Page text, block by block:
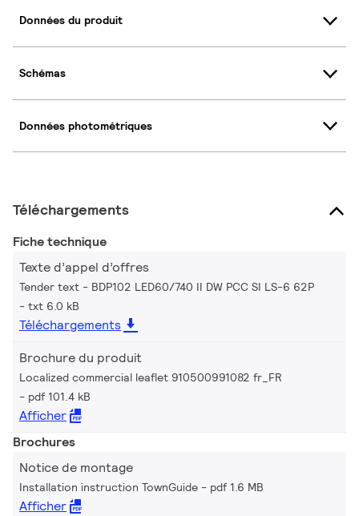
Données du produit
Schémas
Données photométriques
Téléchargements
Fiche technique
Texte d’appel d’offres
Tender text - BDP102 LED60/740 II DW PCC SI LS-6 62P
txt 6.0 kB
Téléchargements
Brochure du produit
Localized commercial leaflet 910500991082 fr_FR
pdf 101.4 kB
Afficher
Brochures
Notice de montage
Installation instruction TownGuide pdf 1.6 MB
Afficher